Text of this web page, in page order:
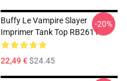
Buffy Le Vampire Slayer
Imprimer Tank Top RB2611
22,49 €$24.45
-20%